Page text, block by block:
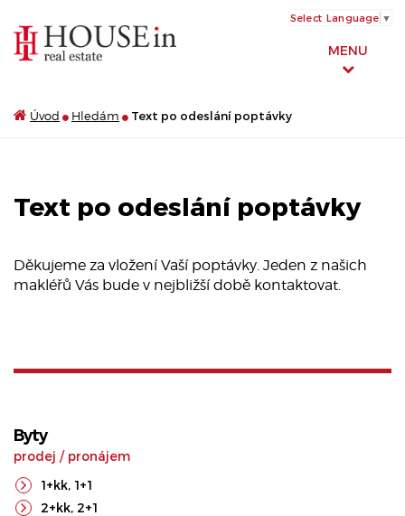
MENU
Select Language ▼
Úvod Hledám Text po odeslání poptávky
Text po odeslání poptávky
Děkujeme za vložení Vaší poptávky. Jeden z našich
makléřů Vás bude v nejbližší době kontaktovat.
Byty
prodej / pronájem
1+kk, 1+1
2+kk, 2+1